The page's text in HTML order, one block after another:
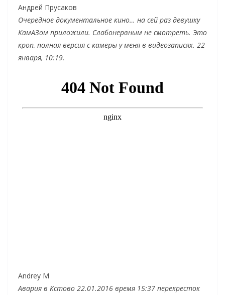
Андрей Прусаков
Очередное документальное кино… на сей раз девушку
КамАЗом приложили. Слабонервным не смотреть. Это
кроп, полная версия с камеры у меня в видеозаписях. 22
января, 10:19.
Andrey M
Авария в Кстово 22.01.2016 время 15:37 перекресток